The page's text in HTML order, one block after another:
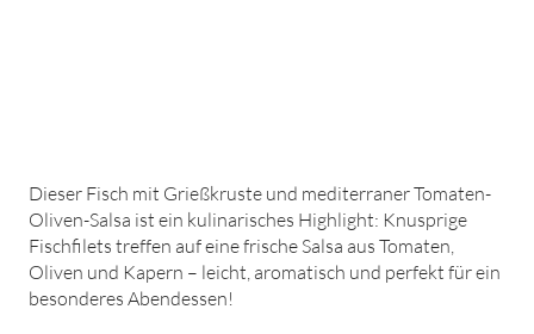
Dieser Fisch mit Grießkruste und mediterraner Tomaten-
Oliven-Salsa ist ein kulinarisches Highlight: Knusprige
Fischfilets treffen auf eine frische Salsa aus Tomaten,
Oliven und Kapern – leicht, aromatisch und perfekt für ein
besonderes Abendessen!